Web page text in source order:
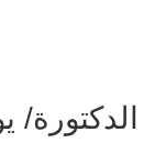
الدكتورة/